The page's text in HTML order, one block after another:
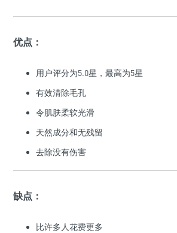
优点：
用户评分为5.0星，最高为5星
有效清除毛孔
令肌肤柔软光滑
天然成分和无残留
去除没有伤害
缺点：
比许多人花费更多